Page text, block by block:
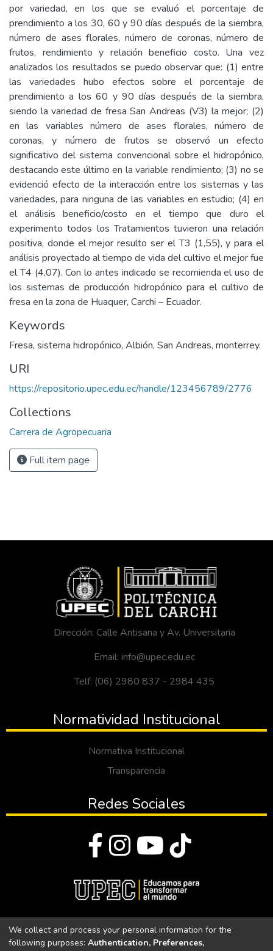
por variedad, en los que se evaluó el porcentaje de
prendimiento a los 30, 60 y 90 días después de la siembra,
número de ases florales, número de coronas, número de
frutos, rendimiento y relación beneficio costo. Una vez
analizados los resultados se puedo observar que: (1) entre
las variedades hubo efectos sobre el porcentaje de
prendimiento a los 60 y 90 días después de la siembra,
siendo la variedad de fresa San Andreas (V3) la mejor; (2)
en las variables número de ases florales, número de
coronas, y número de frutos se observó un efecto
significativo del sistema convencional sobre el hidropónico,
destacando este último en la variable rendimiento; (3) no se
evidenció efecto de la interacción entre los sistemas y las
variedades, para ninguna de las variables en estudio; (4) en
el análisis beneficio/costo en el tiempo que duro el
experimento todos los Tratamientos tuvieron una relación
positiva, donde el mejor resulto ser el T3 (1,55), y para el
análisis proyectado al tiempo de vida del cultivo el mejor fue
el T4 (4,07). Con lo antes indicado se recomienda el uso de
los sistemas de producción hidropónico para el cultivo de
fresa en la zona de Huaquer, Carchi – Ecuador.
Keywords
Fresa, sistema hidropónico, Albión, San Andreas, monterrey.
URI
https://repositorio.upec.edu.ec/handle/123456789/2776
Collections
Carrera de Agropecuaria
Full item page
Dirección: Calle Antisana y Av. Universitaria
Email: info@upec.edu.ec
Telf: (06) 2980 837 - 2984 435
Normatividad Institucional
Normativa Institucional
Transparencia
Redes Sociales
Universidad Politécnica Estatal del Carchi
We collect and process your personal information for the
following purposes: Authentication, Preferences,